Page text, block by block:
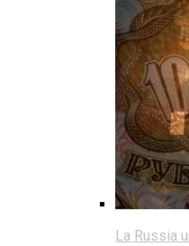
La Russia